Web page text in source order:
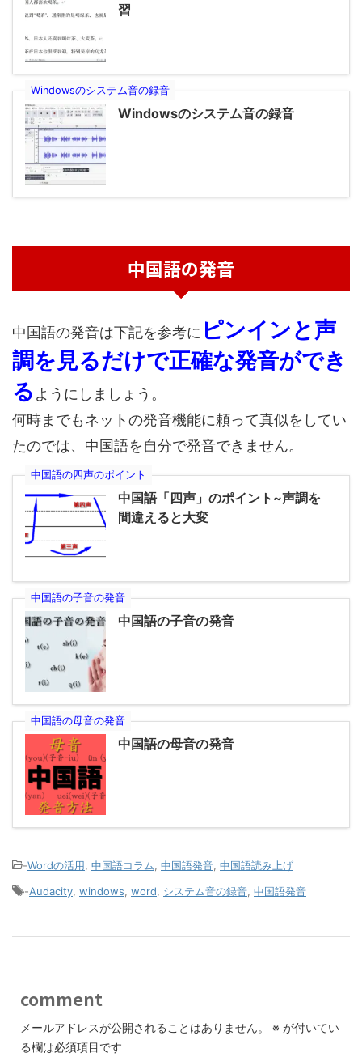
習
Windowsのシステム音の録音
Windowsのシステム音の録音
中国語の発音
中国語の発音は下記を参考に ピンインと声
調を見るだけで正確な発音ができ
る ようにしましょう。
何時までもネットの発音機能に頼って真似をしてい
たのでは、中国語を自分で発音できません。
中国語の四声のポイント
中国語「四声」のポイント~声調を
間違えると大変
中国語の子音の発音
中国語の子音の発音
中国語の母音の発音
中国語の母音の発音
-Wordの活用 中国語コラム 中国語発音 中国語読み上げ
-Audacity windows word システム音の録音 中国語発音
comment
メールアドレスが公開されることはありません。 ※ が付いてい
る欄は必須項目です